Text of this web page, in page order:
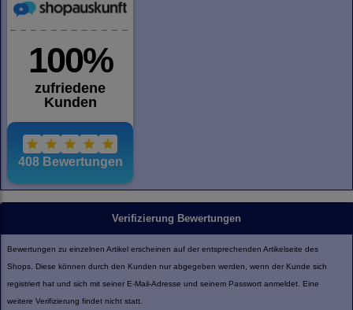
Verifizierung Bewertungen
Bewertungen zu einzelnen Artikel erscheinen auf der entsprechenden Artikelseite des
Shops. Diese können durch den Kunden nur abgegeben werden, wenn der Kunde sich
registriert hat und sich mit seiner E-Mail-Adresse und seinem Passwort anmeldet. Eine
weitere Verifizierung findet nicht statt.